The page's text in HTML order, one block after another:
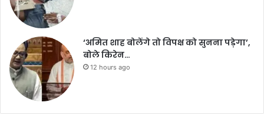
‘अमित शाह बोलेंगे तो विपक्ष को सुनना पड़ेगा’,
बोले किरेन…
12 hours ago